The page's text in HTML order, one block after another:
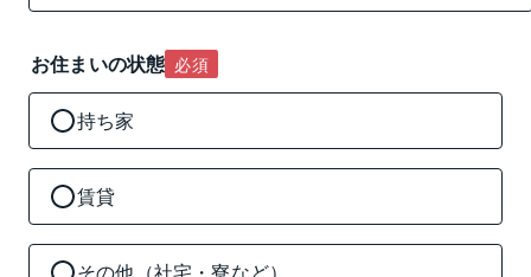
お住まいの状態 必須
持ち家
賃貸